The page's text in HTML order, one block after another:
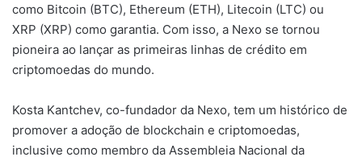
como Bitcoin (BTC), Ethereum (ETH), Litecoin (LTC) ou
XRP (XRP) como garantia. Com isso, a Nexo se tornou
pioneira ao lançar as primeiras linhas de crédito em
criptomoedas do mundo.
Kosta Kantchev, co-fundador da Nexo, tem um histórico de
promover a adoção de blockchain e criptomoedas,
inclusive como membro da Assembleia Nacional da